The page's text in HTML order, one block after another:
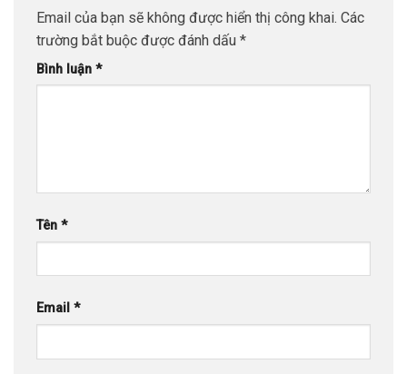
Email của bạn sẽ không được hiển thị công khai. Các
trường bắt buộc được đánh dấu *
Bình luận *
Tên *
Email *